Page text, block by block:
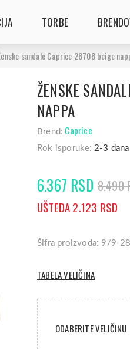
TORBE
sandale Caprice 28708 beige
ŽENSKE
NAPPA
Brend: Caprice
Rok isporuke: 2-3 dana
6.367 RSD 8.490
UŠTEDA 2.123 RSD
Šifra proizvoda: 9/9-
TABELA VELIČINA
ODABERITE VELIČINU